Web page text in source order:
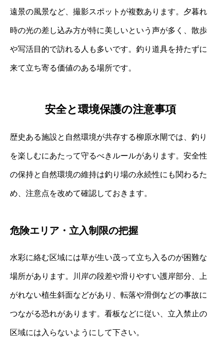
遠景の風景など、撮影スポットが複数あります。夕暮れ
時の光の差し込み方が特に美しいという声が多く、散歩
や写活目的で訪れる人も多いです。釣り道具を持たずに
来て立ち寄る価値のある場所です。
安全と環境保護の注意事項
歴史ある施設と自然環境が共存する柳原水閘では、釣り
を楽しむにあたって守るべきルールがあります。安全性
の保持と自然環境の維持は釣り場の永続性にも関わるた
め、注意点を改めて確認しておきます。
危険エリア・立入制限の把握
水彩に絡む区域には草が生い茂って立ち入るのが困難な
場所があります。川岸の段差や滑りやすい護岸部分、上
がれない植生斜面などがあり、転落や滑倒などの事故に
つながる恐れがあります。看板などに従い、立入禁止の
区域には入らないようにして下さい。